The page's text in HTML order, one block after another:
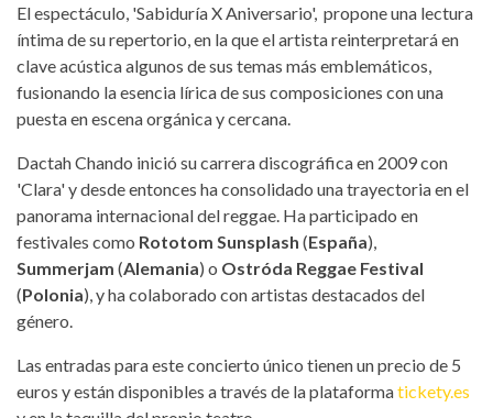
El espectáculo, 'Sabiduría X Aniversario', propone una lectura
íntima de su repertorio, en la que el artista reinterpretará en
clave acústica algunos de sus temas más emblemáticos,
fusionando la esencia lírica de sus composiciones con una
puesta en escena orgánica y cercana.
Dactah Chando inició su carrera discográfica en 2009 con
'Clara' y desde entonces ha consolidado una trayectoria en el
panorama internacional del reggae. Ha participado en
festivales como Rototom Sunsplash (España),
Summerjam (Alemania) o Ostróda Reggae Festival
(Polonia), y ha colaborado con artistas destacados del
género.
Las entradas para este concierto único tienen un precio de 5
euros y están disponibles a través de la plataformatickety.es